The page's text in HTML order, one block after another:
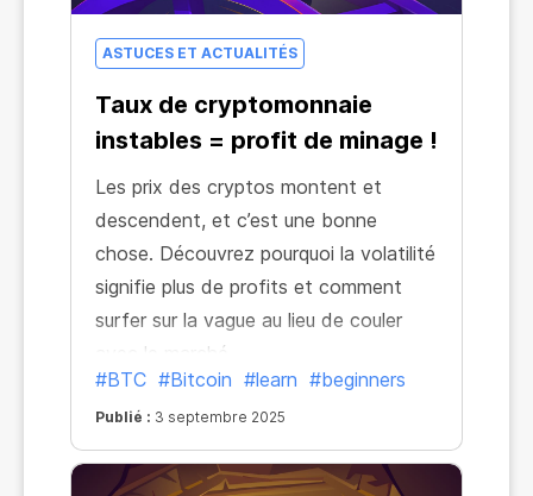
ASTUCES ET ACTUALITÉS
Taux de cryptomonnaie
instables = profit de minage !
Les prix des cryptos montent et
descendent, et c’est une bonne
chose. Découvrez pourquoi la volatilité
signifie plus de profits et comment
surfer sur la vague au lieu de couler
avec le marché.
#BTC #Bitcoin #learn #beginners
Publié : 3 septembre 2025